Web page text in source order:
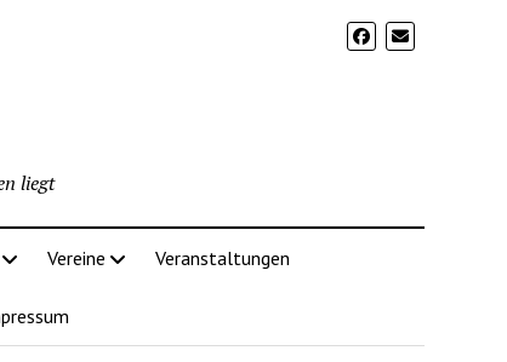
liegt
Vereine Veranstaltungen